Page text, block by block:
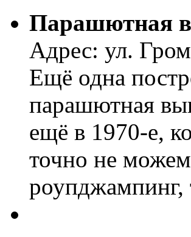
Парашютная
Адрес: ул.
Ещё одна
парашютная
ещё в 1970-е,
точно не
роупджампинг,